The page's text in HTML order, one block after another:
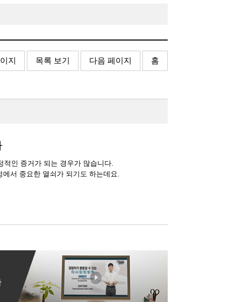
지 목록 보기 다음 페이지 홈
인 증거가 되는 경우가 많습니다.
서 중요한 열쇠가 되기도 하는데요.